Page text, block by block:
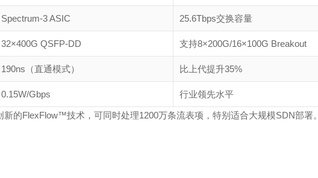
Spectrum-3 ASIC 25.6Tbps交换容量
32×400G QSFP-DD 支持8×200G/16×100G Breakout
190ns（直通模式） 比上代提升35%
0.15W/Gbps 行业领先水平
新的FlexFlow™技术，可同时处理1200万条流表项，特别适合大规模SDN部署。